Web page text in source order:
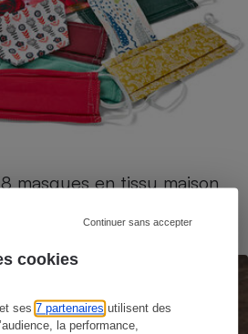
cookies
et ses7 partenaires utilisent des
la performance,
Continuer sans accepter
masques en tissu maison